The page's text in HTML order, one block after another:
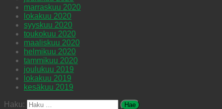
marraskuu 2020
lokakuu 2020
syyskuu 2020
toukokuu 2020
maaliskuu 2020
helmikuu 2020
tammikuu 2020
joulukuu 2019
lokakuu 2019
kesäkuu 2019
Haku: